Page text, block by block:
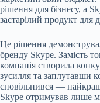
рішення для бізнесу, а
застарілий продукт
Це рішення
бренду Skype. Замість
компанія створила
зусилля та заплутавши
сповільнився —
Skype отримував лише